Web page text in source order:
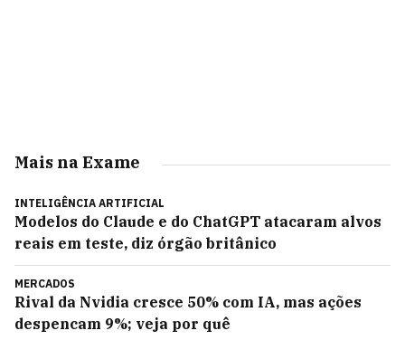
Mais na Exame
INTELIGÊNCIA ARTIFICIAL
Modelos do Claude e do ChatGPT atacaram alvos
reais em teste, diz órgão britânico
MERCADOS
Rival da Nvidia cresce 50% com IA, mas ações
despencam 9%; veja por quê